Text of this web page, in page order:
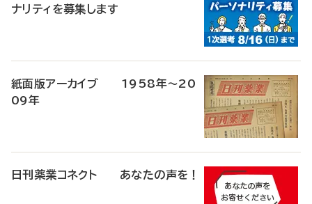
ナリティを募集します
紙面版アーカイブ 1958年～20
09年
日刊薬業コネクト あなたの声を！